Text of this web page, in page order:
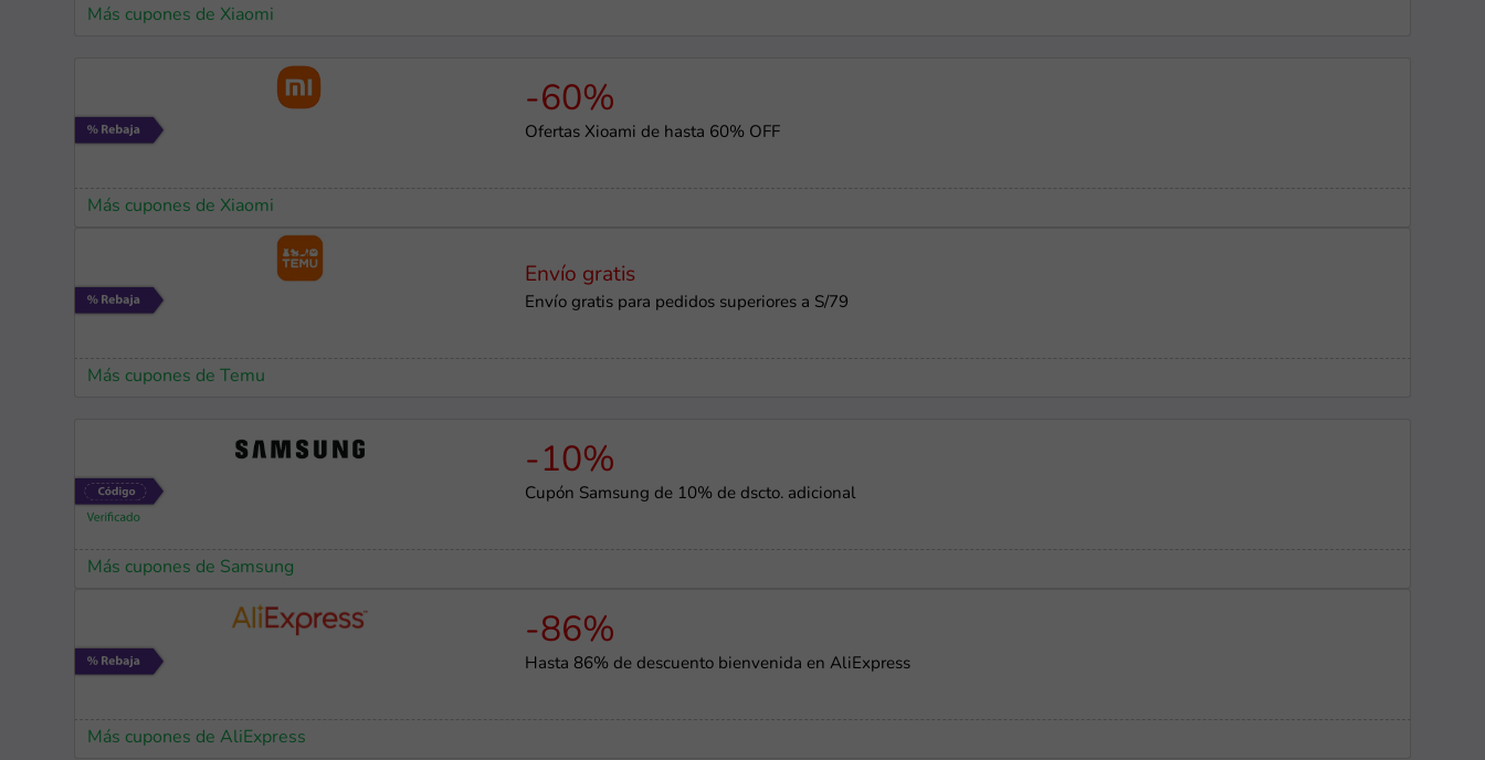
Más cupones de Xiaomi
-60%
Ofertas Xioami de hasta 60% OFF
Más cupones de Xiaomi
Envío gratis
Envío gratis para pedidos superiores a S/79
Más cupones de Temu
-10%
Cupón Samsung de 10% de dscto. adicional
Más cupones de Samsung
-86%
Hasta 86% de descuento bienvenida en AliExpress
Más cupones de AliExpress